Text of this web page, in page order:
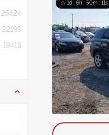
25624
22199
19415
1d : 6h : 50m : 10s